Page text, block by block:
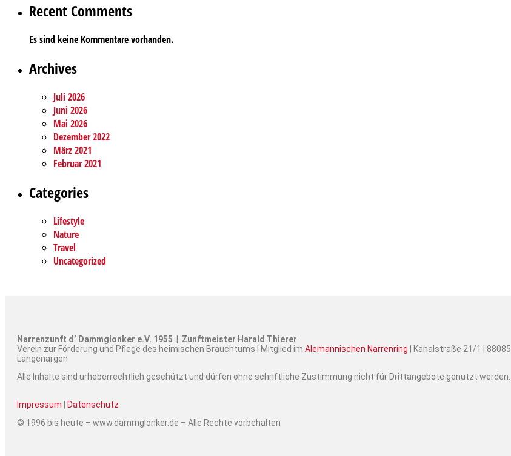
Recent Comments
Es sind keine Kommentare vorhanden.
Archives
Juli 2026
Juni 2026
Mai 2026
Dezember 2022
März 2021
Februar 2021
Categories
Lifestyle
Nature
Travel
Uncategorized
Narrenzunft d’ Dammglonker e.V. 1955 | Zunftmeister Harald Thierer
Verein zur Förderung und Pflege des heimischen Brauchtums | Mitglied im Alemannischen Narrenring | Kanalstraße 21/1 | 88085
Langenargen
Alle Inhalte sind urheberrechtlich geschützt und dürfen ohne schriftliche Zustimmung nicht für Drittangebote genutzt werden.
Impressum
Datenschutz
© 1996 bis heute – www.dammglonker.de – Alle Rechte vorbehalten